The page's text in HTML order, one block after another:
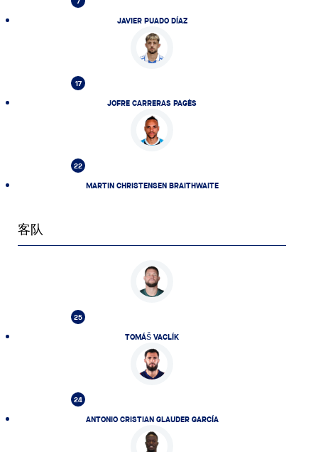
JAVIER PUADO DÍAZ
17
JOFRE CARRERAS PAGÈS
22
MARTIN CHRISTENSEN BRAITHWAITE
客队
25
TOMÁŠ VACLÍK
24
ANTONIO CRISTIAN GLAUDER GARCÍA